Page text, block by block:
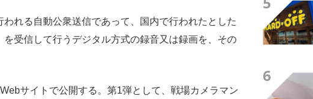
れる自動公衆送信であって、国内で行われたとした
受信して行うデジタル方式の録音又は録画を、その
サイトで公開する。第1弾として、戦場カメラマン
6